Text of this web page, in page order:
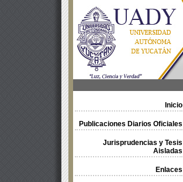
Inicio
Publicaciones Diarios Oficiales
Jurisprudencias y Tesis
Aisladas
Enlaces